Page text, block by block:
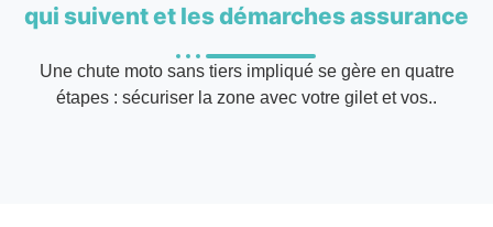
qui suivent et les démarches assurance
Une chute moto sans tiers impliqué se gère en quatre
étapes : sécuriser la zone avec votre gilet et vos..